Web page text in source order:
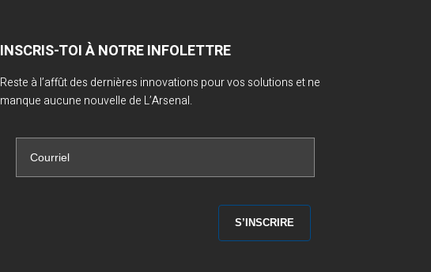
INSCRIS-TOI À NOTRE INFOLETTRE
Reste à l’affût des dernières innovations pour vos solutions et ne
manque aucune nouvelle de L’Arsenal.